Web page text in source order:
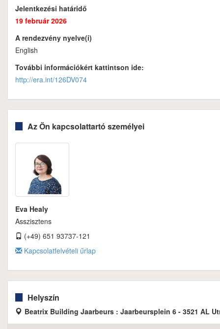
Jelentkezési határidő
19 február 2026
A rendezvény nyelve(i)
English
További információkért kattintson ide:
http://era.int/126DV074
Az Ön kapcsolattartó személyei
Eva Healy
Asszisztens
(+49) 651 93737-121
Kapcsolatfelvételi űrlap
Helyszín
Beatrix Building Jaarbeurs : Jaarbeursplein 6 - 3521 AL